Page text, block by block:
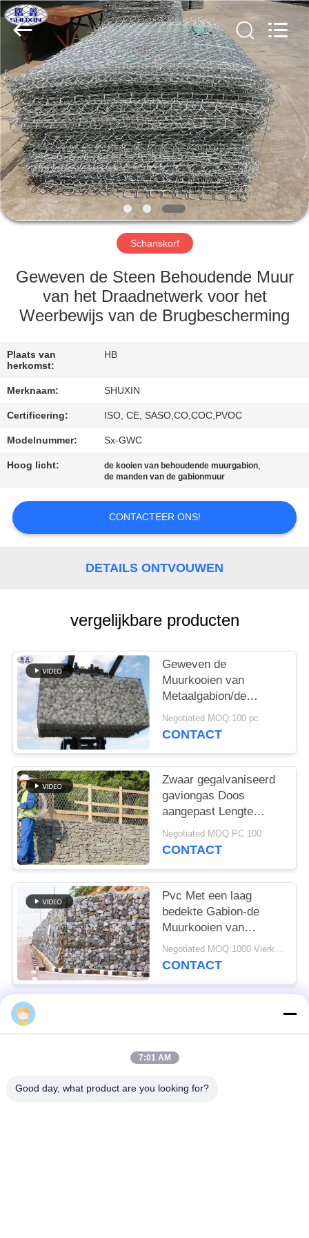
THUIS
PRODUCTEN
OVER
ONS
FABRIEKSTOCHT
KWALITEITSCONTROLE
NEEM
MET
ONS
NIEUWS
AANVRAGEN
Wire
Mesh
Co.,
Ltd..
Reserved.
Schanskorf
Geweven de Steen Behoudende Muur
van het Draadnetwerk voor het
Weerbewijs van de Brugbescherming
Plaats van
herkomst:
HB
Merknaam: SHUXIN
Certificering: ISO, CE, SASO,CO,COC,PVOC
Modelnummer: Sx-GWC
Hoog licht: de kooien van behoudende muurgabion,
de manden van de gabionmuur
CONTACTEER ONS!
DETAILS ONTVOUWEN
vergelijkbare producten
Geweven de
Muurkooien van
Metaalgabion/de
Gegalvaniseerde de
Kooioem van de
Negotiated MOQ:100 pc
CONTACT
Zwaar gegalvaniseerd
gaviongas Doos
aangepast Lengte
Breedte Hoogte
Dammen Scour
Negotiated MOQ:PC 100
CONTACT
Pvc Met een laag
bedekte Gabion-de
Muurkooien van
Mandengabion,
Gabion-Doos voor
Negotiated MOQ:1000 Vierkante Meter
CONTACT
7:01 AM
Good day, what product are you looking for?